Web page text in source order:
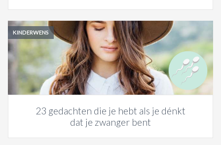
KINDERWENS
23 gedachten die je hebt als je dénkt
dat je zwanger bent